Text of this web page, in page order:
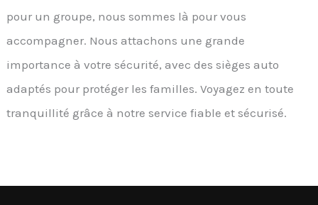
pour un groupe, nous sommes là pour vous
accompagner. Nous attachons une grande
importance à votre sécurité, avec des sièges auto
adaptés pour protéger les familles. Voyagez en toute
tranquillité grâce à notre service fiable et sécurisé.